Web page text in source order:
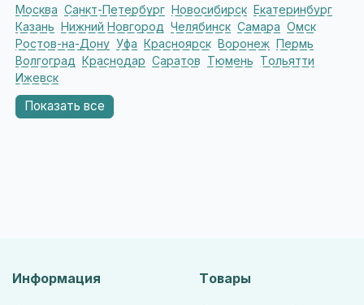
Москва Санкт-Петербург Новосибирск Екатеринбург
Казань Нижний Новгород Челябинск Самара Омск
Ростов-на-Дону Уфа Красноярск Воронеж Пермь
Волгоград Краснодар Саратов Тюмень
Тольятти
Ижевск
Показать все
Информация Товары